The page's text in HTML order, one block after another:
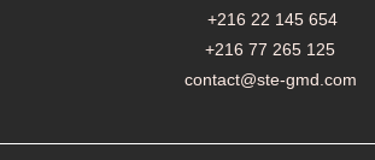
+216 22 145 654
+216 77 265 125
contact@ste-gmd.com